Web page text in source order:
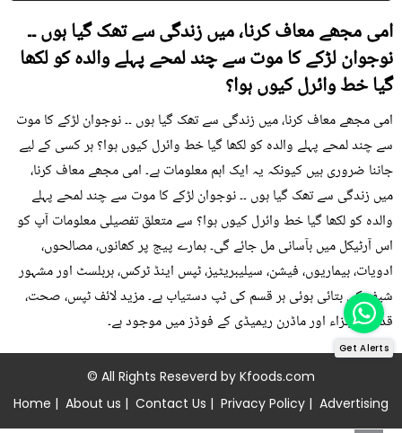
امی مجھے معاف کرنا، میں زندگی سے تھک گیا ہوں ۔۔
نوجوان لڑکے کا موت سے چند لمحے پہلے والدہ کو لکھا
گیا خط وائرل کیوں ہوا؟
امی مجھے معاف کرنا، میں زندگی سے تھک گیا ہوں ۔۔ نوجوان لڑکے کا موت
سے چند لمحے پہلے والدہ کو لکھا گیا خط وائرل کیوں ہوا؟ ہر کسی کے لیے
جاننا ضروری ہیں کیونکہ یہ ایک اہم معلومات ہے۔ امی مجھے معاف کرنا،
میں زندگی سے تھک گیا ہوں ۔۔ نوجوان لڑکے کا موت سے چند لمحے پہلے
والدہ کو لکھا گیا خط وائرل کیوں ہوا؟ سے متعلق تفصیلی معلومات آپ کو
اس آرٹیکل میں بآسانی مل جائے گی۔ ہمارے پیج پر کھانوں، مصالحوں،
ادویات، بیماریوں، فیشن، سیلیبریٹیز، ٹپس اینڈ ٹرکس، ہربلسٹ اور مشہور
شیف کی بتائی ہوئی ہر قسم کی ٹپ دستیاب ہے۔ مزید لائف ٹپس، صحت،
قدرتی اجزاء اور ماڈرن ریمیڈی کے فوڈز میں موجود ہے۔
© All Rights Reseverd by Kfoods.com
Home | About us | Contact Us | Privacy Policy | Advertising
Get Alerts